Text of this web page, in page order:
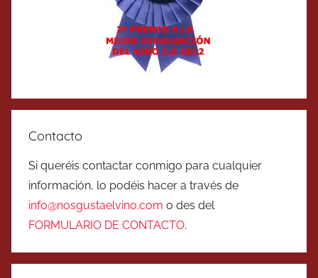
Contacto
Si queréis contactar conmigo para cualquier
información, lo podéis hacer a través de
info@nosgustaelvino.com o des del
FORMULARIO DE CONTACTO.